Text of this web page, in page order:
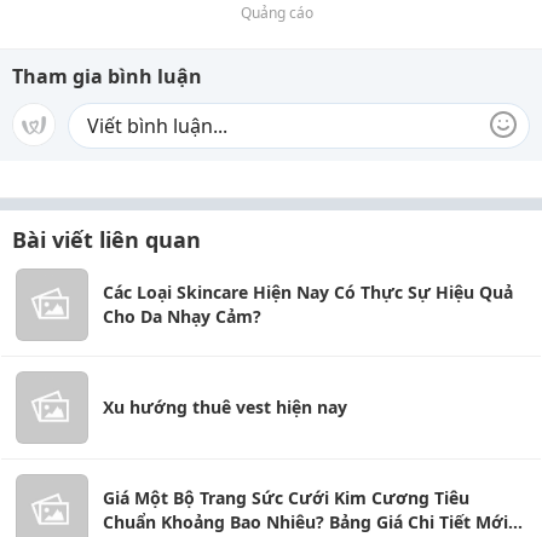
Quảng cáo
Tham gia bình luận
Bài viết liên quan
Các Loại Skincare Hiện Nay Có Thực Sự Hiệu Quả
Cho Da Nhạy Cảm?
Xu hướng thuê vest hiện nay
Giá Một Bộ Trang Sức Cưới Kim Cương Tiêu
Chuẩn Khoảng Bao Nhiêu? Bảng Giá Chi Tiết Mới